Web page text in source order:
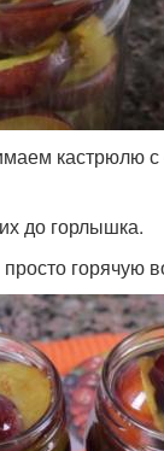
кастрюлю с
до горлышка.
горячую